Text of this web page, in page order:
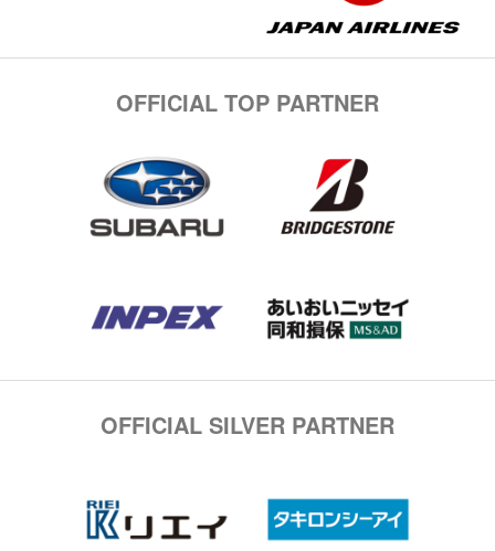
OFFICIAL TOP PARTNER
OFFICIAL SILVER PARTNER